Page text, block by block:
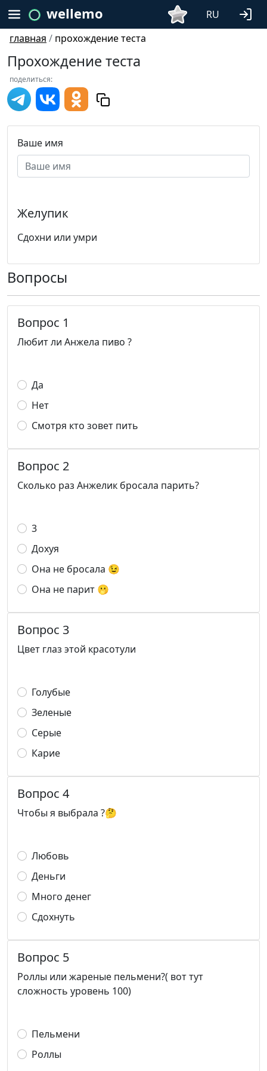
wellemo
RU
главная / прохождение теста
Прохождение теста
поделиться:
Ваше имя
Желупик
Сдохни или умри
Вопросы
Вопрос 1
Любит ли Анжела пиво ?
Да
Нет
Смотря кто зовет пить
Вопрос 2
Сколько раз Анжелик бросала парить?
3
Дохуя
Она не бросала 😉
Она не парит 🫢
Вопрос 3
Цвет глаз этой красотули
Голубые
Зеленые
Серые
Карие
Вопрос 4
Чтобы я выбрала ?🤔
Любовь
Деньги
Много денег
Сдохнуть
Вопрос 5
Роллы или жареные пельмени?( вот тут
сложность уровень 100)
Пельмени
Роллы